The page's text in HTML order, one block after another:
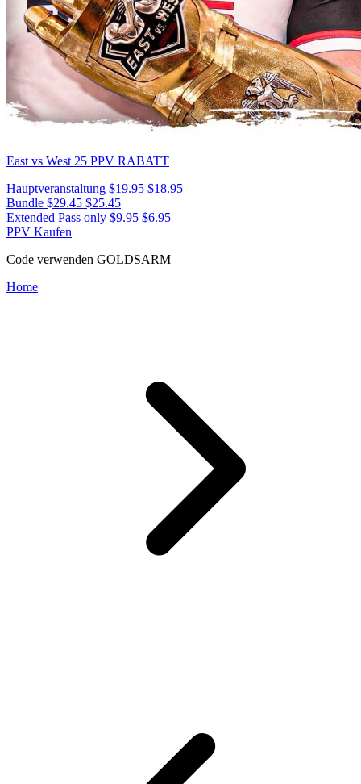
East vs West 25 PPV RABATT
Hauptveranstaltung $19.95 $18.95
Bundle $29.45 $25.45
Extended Pass only $9.95 $6.95
PPV Kaufen
Code verwenden GOLDSARM
Home